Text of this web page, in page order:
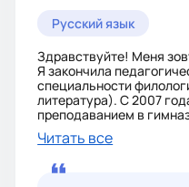
Русский язык
Здравствуйте! Меня
Я закончила
специальности
литература). С 2007
преподаванием в
За плечами подготовка
и грамоты, развитие
начальной школы
Читать все